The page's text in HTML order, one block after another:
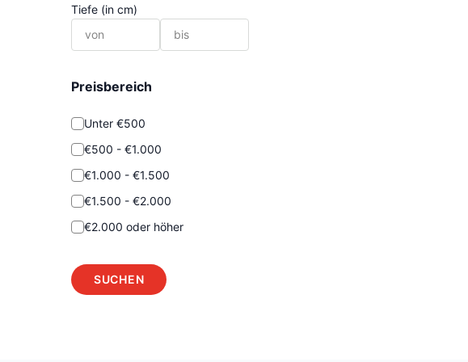
Tiefe (in cm)
Preisbereich
Unter €500
€500 - €1.000
€1.000 - €1.500
€1.500 - €2.000
€2.000 oder höher
SUCHEN